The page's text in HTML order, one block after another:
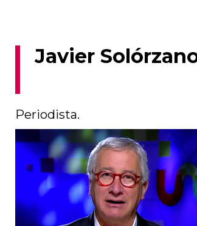
Javier
Periodista.